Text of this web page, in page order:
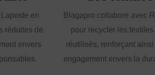
en
réduites de
envers
Blagapro collabore avec
pour recycler les textiles
réutilisés, renforçant ainsi
engagement envers la